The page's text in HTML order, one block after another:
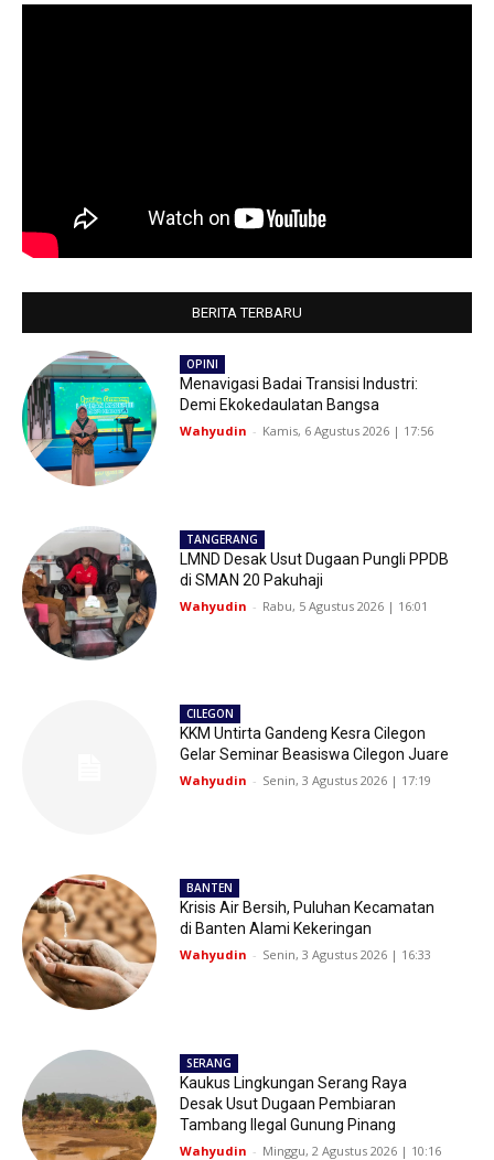
BERITA TERBARU
OPINI
Menavigasi Badai Transisi Industri:
Demi Ekokedaulatan Bangsa
Wahyudin - Kamis, 6 Agustus 2026 | 17:56
TANGERANG
LMND Desak Usut Dugaan Pungli PPDB
di SMAN 20 Pakuhaji
Wahyudin - Rabu, 5 Agustus 2026 | 16:01
CILEGON
KKM Untirta Gandeng Kesra Cilegon
Gelar Seminar Beasiswa Cilegon Juare
Wahyudin - Senin, 3 Agustus 2026 | 17:19
BANTEN
Krisis Air Bersih, Puluhan Kecamatan
di Banten Alami Kekeringan
Wahyudin - Senin, 3 Agustus 2026 | 16:33
SERANG
Kaukus Lingkungan Serang Raya
Desak Usut Dugaan Pembiaran
Tambang Ilegal Gunung Pinang
Wahyudin - Minggu, 2 Agustus 2026 | 10:16